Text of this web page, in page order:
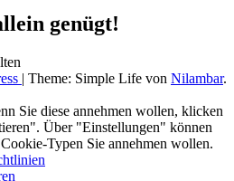
genügt!
| Theme: Simple Life von Nilambar.
Sie diese annehmen wollen, klicken
Über "Einstellungen" können
Typen Sie annehmen wollen.